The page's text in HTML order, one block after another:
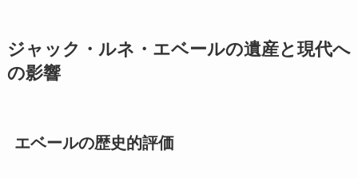
ジャック・ルネ・エベールの遺産と現代へ
の影響
エベールの歴史的評価